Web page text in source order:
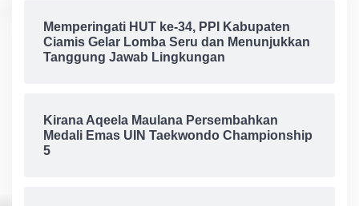
Memperingati HUT ke-34, PPI Kabupaten
Ciamis Gelar Lomba Seru dan Menunjukkan
Tanggung Jawab Lingkungan
Kirana Aqeela Maulana Persembahkan
Medali Emas UIN Taekwondo Championship
5